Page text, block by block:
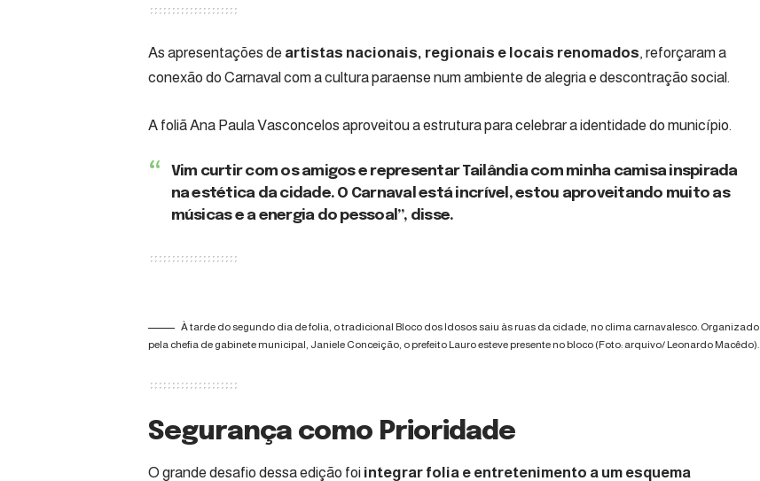
As apresentações de artistas nacionais, regionais e locais renomados, reforçaram a
conexão do Carnaval com a cultura paraense num ambiente de alegria e descontração social.
A foliã Ana Paula Vasconcelos aproveitou a estrutura para celebrar a identidade do município.
Vim curtir com os amigos e representar Tailândia com minha camisa inspirada
na estética da cidade. O Carnaval está incrível, estou aproveitando muito as
músicas e a energia do pessoal”, disse.
À tarde do segundo dia de folia, o tradicional Bloco dos Idosos saiu às ruas da cidade, no clima carnavalesco. Organizado
pela chefia de gabinete municipal, Janiele Conceição, o prefeito Lauro esteve presente no bloco (Foto: arquivo/ Leonardo Macêdo).
Segurança como Prioridade
O grande desafio dessa edição foi integrar folia e entretenimento a um esquema